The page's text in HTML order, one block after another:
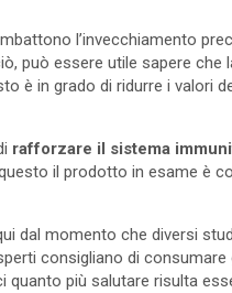
l’invecchiamento
può essere utile sapere che
è in grado di ridurre i valori
rafforzare il sistema
il prodotto in esame è
dal momento che diversi
consigliano di
più salutare risulta